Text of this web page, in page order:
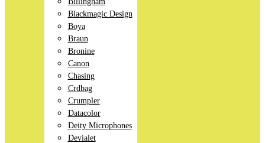
Blackmagic Design
Boya
Braun
Bronine
Canon
Chasing
Crdbag
Crumpler
Datacolor
Deity Microphones
Devialet